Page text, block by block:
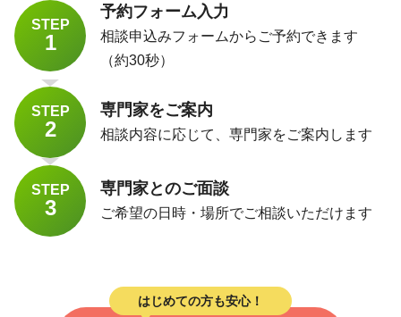
STEP
1
予約フォーム入力
相談申込みフォームからご予約できます
（約30秒）
STEP
2
専門家をご案内
相談内容に応じて、専門家をご案内します
STEP
3
専門家とのご面談
ご希望の日時・場所でご相談いただけます
はじめての方も安心！